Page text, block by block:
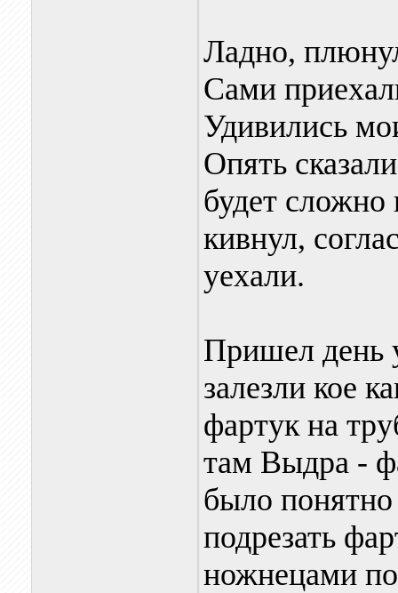
Ладно,
Сами
Удивились
Опять
будет сложно
кивнул,
уехали.
Пришел день
залезли кое
фартук на
там Выдра -
было
подрезать
ножнецами по